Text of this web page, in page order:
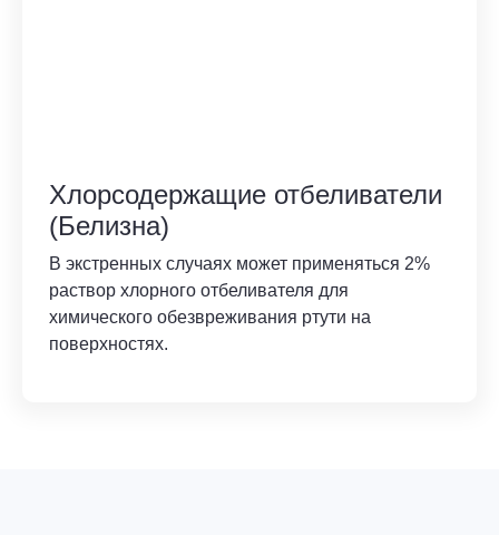
Хлорсодержащие отбеливатели
(Белизна)
В экстренных случаях может применяться 2%
раствор хлорного отбеливателя для
химического обезвреживания ртути на
поверхностях.